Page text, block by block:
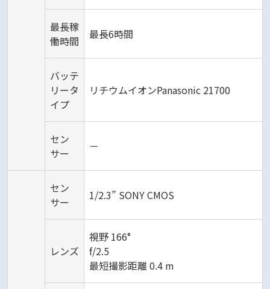
最長稼
働時間
最長6時間
バッテ
リータ
イプ
リチウムイオンPanasonic 21700
セン
サー
－
セン
サー
1/2.3” SONY CMOS
レンズ
視野 166°
f/2.5
最短撮影距離 0.4 m